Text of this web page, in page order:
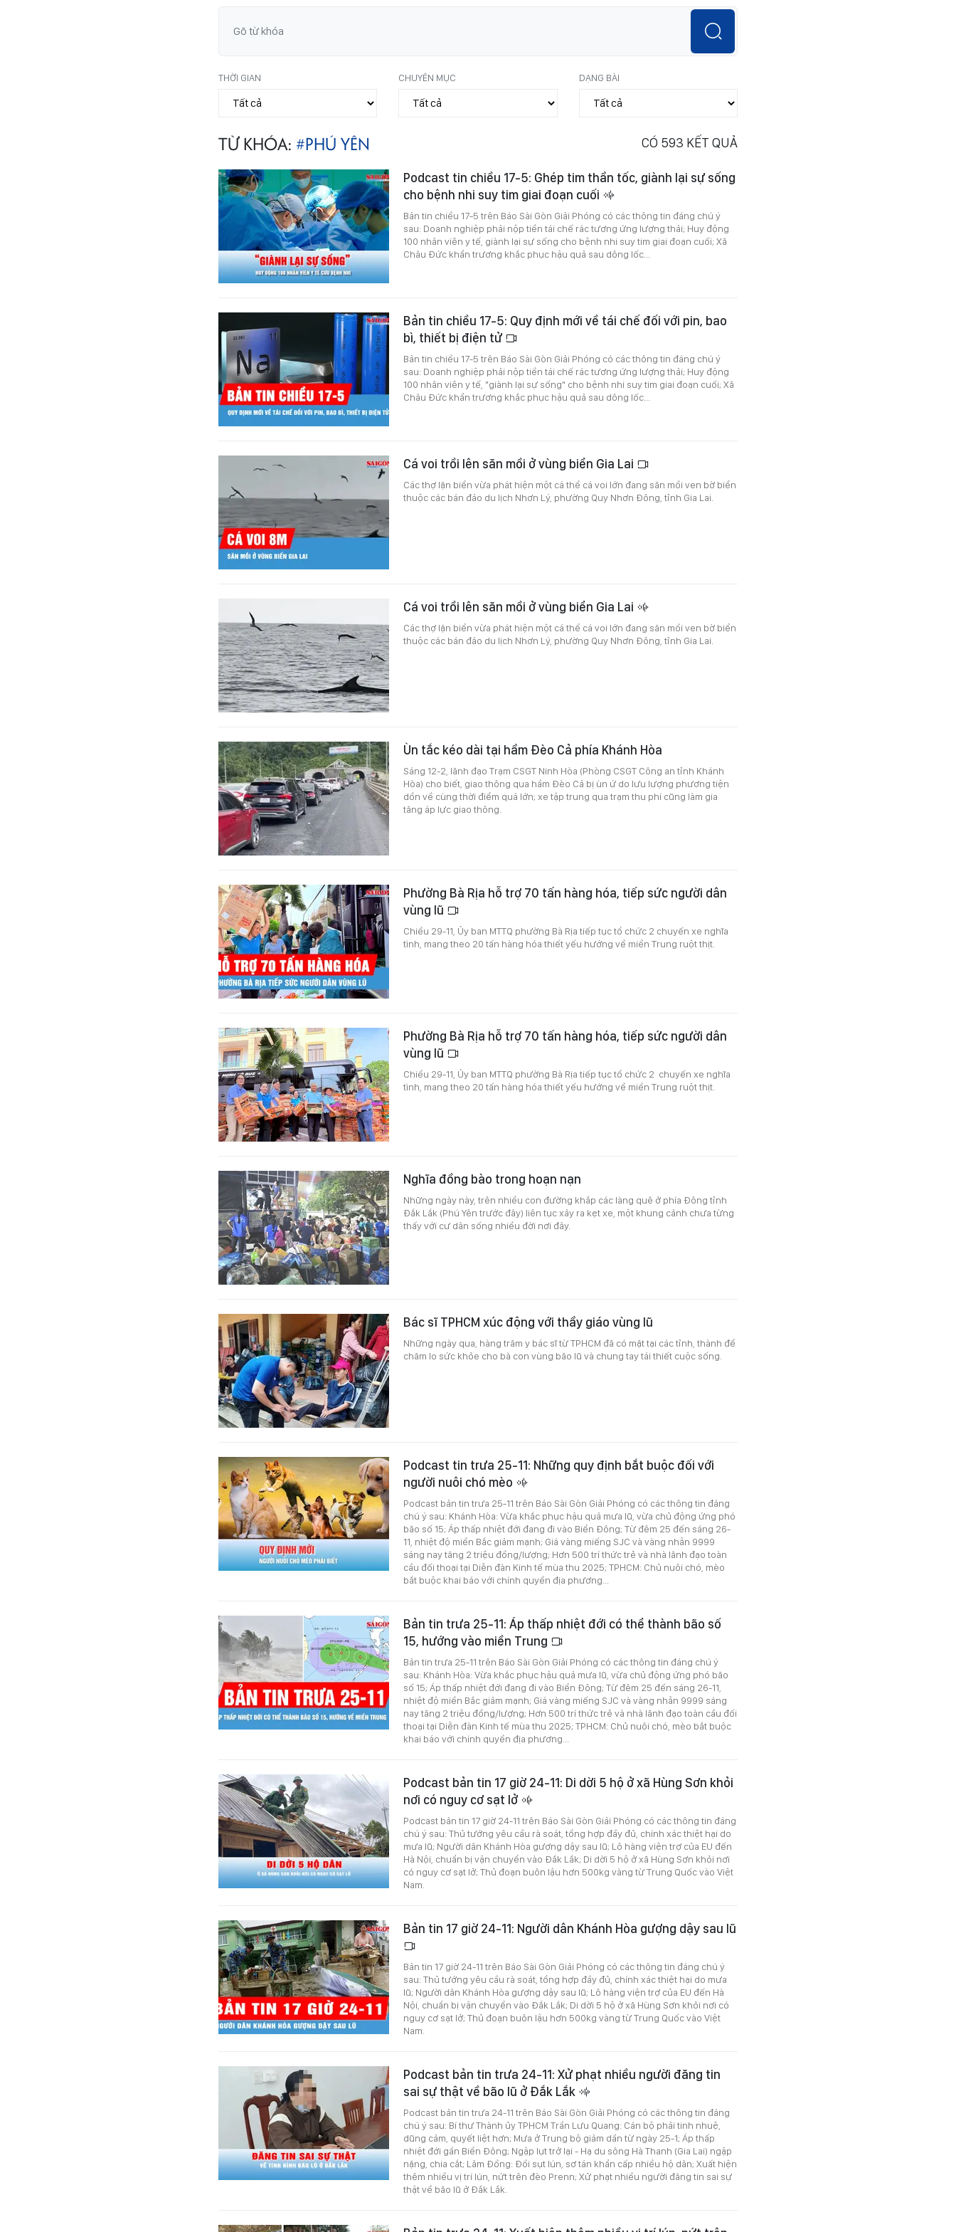
THỜI GIAN CHUYÊN MỤC DẠNG BÀI
TỪ KHÓA: #PHÚ YÊN CÓ 593 KẾT QUẢ
Podcast tin chiều 17-5: Ghép tim thần tốc, giành lại sự sống
cho bệnh nhi suy tim giai đoạn cuối
Bản tin chiều 17-5 trên Báo Sài Gòn Giải Phóng có các thông tin đáng chú ý
sau: Doanh nghiệp phải nộp tiền tái chế rác tương ứng lượng thải; Huy động
100 nhân viên y tế, giành lại sự sống cho bệnh nhi suy tim giai đoạn cuối; Xã
Châu Đức khẩn trương khắc phục hậu quả sau dông lốc...
Bản tin chiều 17-5: Quy định mới về tái chế đối với pin, bao
bì, thiết bị điện tử
Bản tin chiều 17-5 trên Báo Sài Gòn Giải Phóng có các thông tin đáng chú ý
sau: Doanh nghiệp phải nộp tiền tái chế rác tương ứng lượng thải; Huy động
100 nhân viên y tế, "giành lại sự sống" cho bệnh nhi suy tim giai đoạn cuối; Xã
Châu Đức khẩn trương khắc phục hậu quả sau dông lốc...
Cá voi trồi lên săn mồi ở vùng biển Gia Lai
Các thợ lặn biển vừa phát hiện một cá thể cá voi lớn đang săn mồi ven bờ biển
thuộc các bán đảo du lịch Nhơn Lý, phường Quy Nhơn Đông, tỉnh Gia Lai.
Cá voi trồi lên săn mồi ở vùng biển Gia Lai
Các thợ lặn biển vừa phát hiện một cá thể cá voi lớn đang săn mồi ven bờ biển
thuộc các bán đảo du lịch Nhơn Lý, phường Quy Nhơn Đông, tỉnh Gia Lai.
Ùn tắc kéo dài tại hầm Đèo Cả phía Khánh Hòa
Sáng 12-2, lãnh đạo Trạm CSGT Ninh Hòa (Phòng CSGT Công an tỉnh Khánh
Hòa) cho biết, giao thông qua hầm Đèo Cả bị ùn ứ do lưu lượng phương tiện
dồn về cùng thời điểm quá lớn; xe tập trung qua trạm thu phí cũng làm gia
tăng áp lực giao thông.
Phường Bà Rịa hỗ trợ 70 tấn hàng hóa, tiếp sức người dân
vùng lũ
Chiều 29-11, Ủy ban MTTQ phường Bà Rịa tiếp tục tổ chức 2 chuyến xe nghĩa
tình, mang theo 20 tấn hàng hóa thiết yếu hướng về miền Trung ruột thịt.
Phường Bà Rịa hỗ trợ 70 tấn hàng hóa, tiếp sức người dân
vùng lũ
Chiều 29-11, Ủy ban MTTQ phường Bà Rịa tiếp tục tổ chức 2 chuyến xe nghĩa
tình, mang theo 20 tấn hàng hóa thiết yếu hướng về miền Trung ruột thịt.
Nghĩa đồng bào trong hoạn nạn
Những ngày này, trên nhiều con đường khắp các làng quê ở phía Đông tỉnh
Đắk Lắk (Phú Yên trước đây) liên tục xảy ra kẹt xe, một khung cảnh chưa từng
thấy với cư dân sống nhiều đời nơi đây.
Bác sĩ TPHCM xúc động với thầy giáo vùng lũ
Những ngày qua, hàng trăm y bác sĩ từ TPHCM đã có mặt tại các tỉnh, thành để
chăm lo sức khỏe cho bà con vùng bão lũ và chung tay tái thiết cuộc sống.
Podcast tin trưa 25-11: Những quy định bắt buộc đối với
người nuôi chó mèo
Podcast bản tin trưa 25-11 trên Báo Sài Gòn Giải Phóng có các thông tin đáng
chú ý sau: Khánh Hòa: Vừa khắc phục hậu quả mưa lũ, vừa chủ động ứng phó
bão số 15; Áp thấp nhiệt đới đang đi vào Biển Đông; Từ đêm 25 đến sáng 26-
11, nhiệt độ miền Bắc giảm mạnh; Giá vàng miếng SJC và vàng nhẫn 9999
sáng nay tăng 2 triệu đồng/lượng; Hơn 500 trí thức trẻ và nhà lãnh đạo toàn
cầu đối thoại tại Diễn đàn Kinh tế mùa thu 2025; TPHCM: Chủ nuôi chó, mèo
bắt buộc khai báo với chính quyền địa phương...
Bản tin trưa 25-11: Áp thấp nhiệt đới có thể thành bão số
15, hướng vào miền Trung
Bản tin trưa 25-11 trên Báo Sài Gòn Giải Phóng có các thông tin đáng chú ý
sau: Khánh Hòa: Vừa khắc phục hậu quả mưa lũ, vừa chủ động ứng phó bão
số 15; Áp thấp nhiệt đới đang đi vào Biển Đông; Từ đêm 25 đến sáng 26-11,
nhiệt độ miền Bắc giảm mạnh; Giá vàng miếng SJC và vàng nhẫn 9999 sáng
nay tăng 2 triệu đồng/lượng; Hơn 500 trí thức trẻ và nhà lãnh đạo toàn cầu đối
thoại tại Diễn đàn Kinh tế mùa thu 2025; TPHCM: Chủ nuôi chó, mèo bắt buộc
khai báo với chính quyền địa phương...
Podcast bản tin 17 giờ 24-11: Di dời 5 hộ ở xã Hùng Sơn khỏi
nơi có nguy cơ sạt lở
Podcast bản tin 17 giờ 24-11 trên Báo Sài Gòn Giải Phóng có các thông tin đáng
chú ý sau: Thủ tướng yêu cầu rà soát, tổng hợp đầy đủ, chính xác thiệt hại do
mưa lũ; Người dân Khánh Hòa gượng dậy sau lũ; Lô hàng viện trợ của EU đến
Hà Nội, chuẩn bị vận chuyển vào Đắk Lắk; Di dời 5 hộ ở xã Hùng Sơn khỏi nơi
có nguy cơ sạt lở; Thủ đoạn buôn lậu hơn 500kg vàng từ Trung Quốc vào Việt
Nam.
Bản tin 17 giờ 24-11: Người dân Khánh Hòa gượng dậy sau lũ
Bản tin 17 giờ 24-11 trên Báo Sài Gòn Giải Phóng có các thông tin đáng chú ý
sau: Thủ tướng yêu cầu rà soát, tổng hợp đầy đủ, chính xác thiệt hại do mưa
lũ; Người dân Khánh Hòa gượng dậy sau lũ; Lô hàng viện trợ của EU đến Hà
Nội, chuẩn bị vận chuyển vào Đắk Lắk; Di dời 5 hộ ở xã Hùng Sơn khỏi nơi có
nguy cơ sạt lở; Thủ đoạn buôn lậu hơn 500kg vàng từ Trung Quốc vào Việt
Nam.
Podcast bản tin trưa 24-11: Xử phạt nhiều người đăng tin
sai sự thật về bão lũ ở Đắk Lắk
Podcast bản tin trưa 24-11 trên Báo Sài Gòn Giải Phóng có các thông tin đáng
chú ý sau: Bí thư Thành ủy TPHCM Trần Lưu Quang: Cán bộ phải tinh nhuệ,
dũng cảm, quyết liệt hơn; Mưa ở Trung bộ giảm dần từ ngày 25-1; Áp thấp
nhiệt đới gần Biển Đông; Ngập lụt trở lại - Hạ du sông Hà Thanh (Gia Lai) ngập
nặng, chia cắt; Lâm Đồng: Đồi sụt lún, sơ tán khẩn cấp nhiều hộ dân; Xuất hiện
thêm nhiều vị trí lún, nứt trên đèo Prenn; Xử phạt nhiều người đăng tin sai sự
thật về bão lũ ở Đắk Lắk.